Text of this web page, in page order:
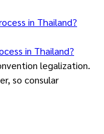
in Thailand?
in Thailand?
legalization.
so consular